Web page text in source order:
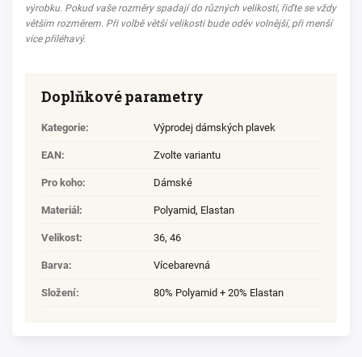
výrobku. Pokud vaše rozměry spadají do různých velikostí, řiďte se vždy
větším rozměrem. Při volbě větší velikosti bude oděv volnější, při menší
více přiléhavý.
Doplňkové parametry
Kategorie: Výprodej dámských plavek
EAN: Zvolte variantu
Pro koho: Dámské
Materiál : Polyamid, Elastan
Velikost: 36, 46
Barva: Vícebarevná
Složení: 80% Polyamid + 20% Elastan